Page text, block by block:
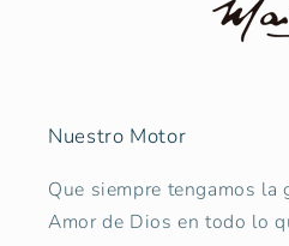
Nuestro Motor
Que siempre tengamos la
Amor de Dios en todo lo